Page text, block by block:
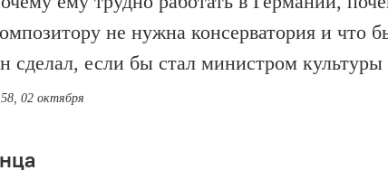
не нужна консерватория и что
сделал, если бы стал министром культуры
02 октября